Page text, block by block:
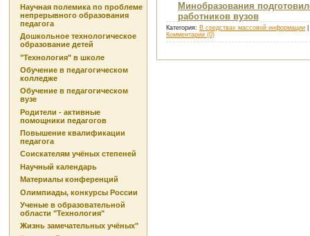
Научная полемика по проблеме
непрерывного образования
педагога
Дошкольное технологическое
образование детей
"Технология" в школе
Обучение в педагогическом
колледже
Обучение в педагогическом
вузе
Родители - активные
помощники педагогов
Повышение квалификации
педагога
Соискателям учёных степеней
Научный календарь
Материалы конференций
Олимпиады, конкурсы России
Ученые в образовательной
области "Технология"
Жизнь замечательных учёных"
Минобразования
работников вузов
Категория: В средствах массовой информации
Комментарии (0)